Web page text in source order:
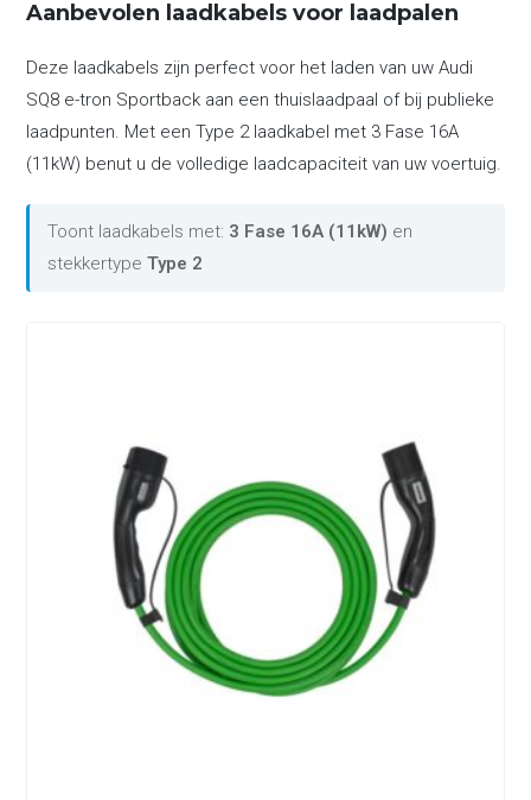
Aanbevolen laadkabels voor laadpalen
Deze laadkabels zijn perfect voor het laden van uw Audi
SQ8 e-tron Sportback aan een thuislaadpaal of bij publieke
laadpunten. Met een Type 2 laadkabel met 3 Fase 16A
(11kW) benut u de volledige laadcapaciteit van uw voertuig.
Toont laadkabels met: 3 Fase 16A (11kW) en
stekkertypeType 2